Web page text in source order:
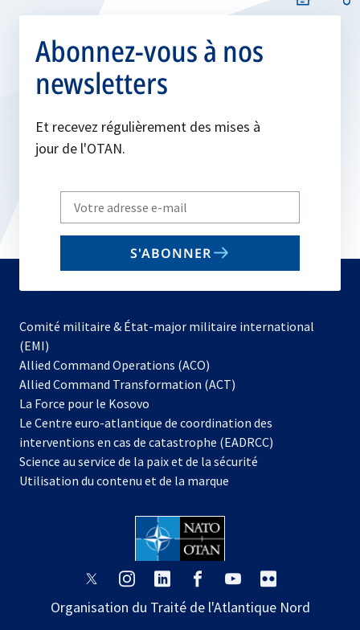
Abonnez-vous à nos
newsletters
Et recevez régulièrement des mises à
jour de l'OTAN.
Write
your
email
S'ABONNER
Comité militaire & État-major militaire international
(EMI)
Allied Command Operations (ACO)
dans
nouvel
onglet
Allied Command Transformation (ACT)
La Force pour le Kosovo
dans
un
nouvel
onglet
Le Centre euro-atlantique de coordination des
interventions en cas de catastrophe (EADRCC)
Science au service de la paix et de la sécurité
Utilisation du contenu et de la marque
s’ouvre
un
s’ouvre
un
s’ouvre
un
s’ouvre
un
s’ouvre
un
un
Organisation du Traité de l'Atlantique Nord